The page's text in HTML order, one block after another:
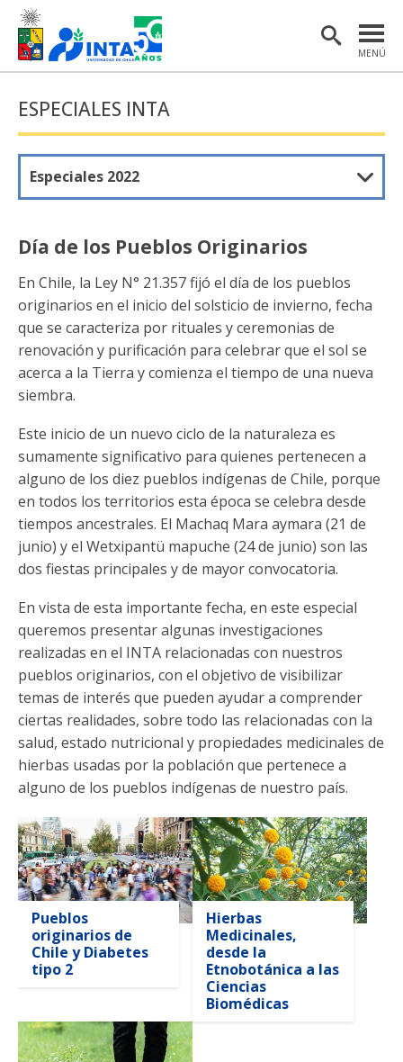
MENÚ
INSTITUTO
INVESTIGACIÓN
EXTENSIÓN Y COMUNICACIONES
MATERIAL DE INTERÉS
ENGLISH
Estudiantes
Académicas/os
ESPECIALES INTA
Especiales 2022
Día de los Pueblos Originarios
En Chile, la Ley N° 21.357 fijó el día de los pueblos
originarios en el inicio del solsticio de invierno, fecha
que se caracteriza por rituales y ceremonias de
renovación y purificación para celebrar que el sol se
acerca a la Tierra y comienza el tiempo de una nueva
siembra.
Este inicio de un nuevo ciclo de la naturaleza es
sumamente significativo para quienes pertenecen a
alguno de los diez pueblos indígenas de Chile, porque
en todos los territorios esta época se celebra desde
tiempos ancestrales. El Machaq Mara aymara (21 de
junio) y el Wetxipantü mapuche (24 de junio) son las
dos fiestas principales y de mayor convocatoria.
En vista de esta importante fecha, en este especial
queremos presentar algunas investigaciones
realizadas en el INTA relacionadas con nuestros
pueblos originarios, con el objetivo de visibilizar
temas de interés que pueden ayudar a comprender
ciertas realidades, sobre todo las relacionadas con la
salud, estado nutricional y propiedades medicinales de
hierbas usadas por la población que pertenece a
alguno de los pueblos indígenas de nuestro país.
Pueblos
originarios de
Chile y Diabetes
tipo 2
Hierbas
Medicinales,
desde la
Etnobotánica a las
Ciencias
Biomédicas